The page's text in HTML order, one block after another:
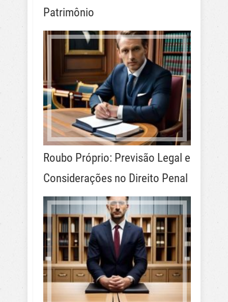
Patrimônio
Roubo Próprio: Previsão Legal e
Considerações no Direito Penal